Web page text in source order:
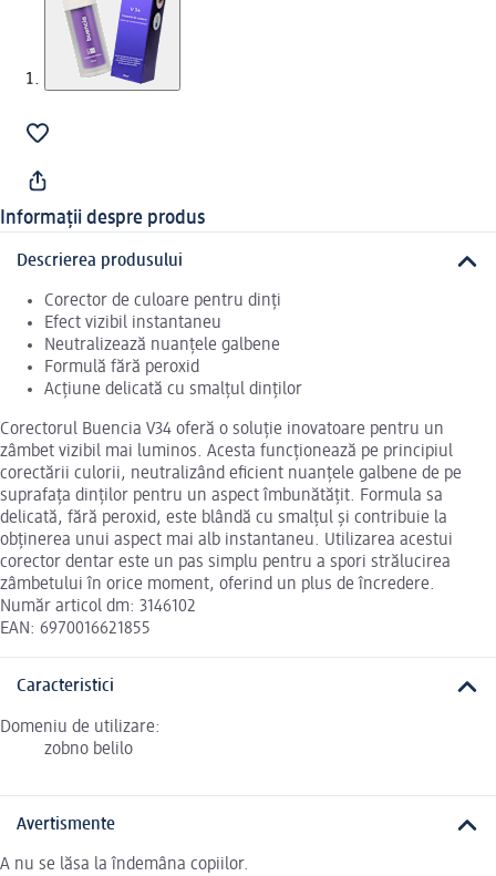
Informații despre produs
Descrierea produsului
Corector de culoare pentru dinți
Efect vizibil instantaneu
Neutralizează nuanțele galbene
Formulă fără peroxid
Acțiune delicată cu smalțul dinților
Corectorul Buencia V34 oferă o soluție inovatoare pentru un
zâmbet vizibil mai luminos. Acesta funcționează pe principiul
corectării culorii, neutralizând eficient nuanțele galbene de pe
suprafața dinților pentru un aspect îmbunătățit. Formula sa
delicată, fără peroxid, este blândă cu smalțul și contribuie la
obținerea unui aspect mai alb instantaneu. Utilizarea acestui
corector dentar este un pas simplu pentru a spori strălucirea
zâmbetului în orice moment, oferind un plus de încredere.
Număr articol dm: 3146102
EAN: 6970016621855
Caracteristici
Domeniu de utilizare:
zobno belilo
Avertismente
A nu se lăsa la îndemâna copiilor.